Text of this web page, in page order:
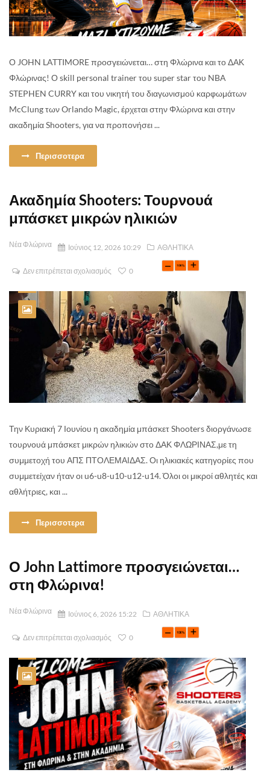
Ο JOHN LATTIMORE προσγειώνεται… στη Φλώρινα και το ΔΑΚ
Φλώρινας! Ο skill personal trainer του super star του NBA
STEPHEN CURRY και του νικητή του διαγωνισμού καρφωμάτων
McClung των Orlando Magic, έρχεται στην Φλώρινα και στην
ακαδημία Shooters, για να προπονήσει ...
Περισσοτερα
Ακαδημία Shooters: Τουρνουά
μπάσκετ μικρών ηλικιών
Νέα Φλώρινα Ιούνιος 12, 2026 10:29 ΑΘΛΗΤΙΚΑ
Δεν επιτρέπεται σχολιασμός 0
Την Κυριακή 7 Ιουνίου η ακαδημία μπάσκετ Shooters διοργάνωσε
τουρνουά μπάσκετ μικρών ηλικιών στο ΔΑΚ ΦΛΩΡΙΝΑΣ,με τη
συμμετοχή του ΑΠΣ ΠΤΟΛΕΜΑΙΔΑΣ. Οι ηλικιακές κατηγορίες που
συμμετείχαν ήταν οι u6-u8-u10-u12-u14. Όλοι οι μικροί αθλητές και
αθλήτριες, και ...
Περισσοτερα
Ο John Lattimore προσγειώνεται…
στη Φλώρινα!
Νέα Φλώρινα Ιούνιος 6, 2026 15:22 ΑΘΛΗΤΙΚΑ
Δεν επιτρέπεται σχολιασμός 0